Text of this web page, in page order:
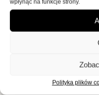
wpłynąć na funkcje strony.
Polityka plików
doskonale nadaje
mniejszych, jak i
Wyposażony w
idealnym
szukają mebla,